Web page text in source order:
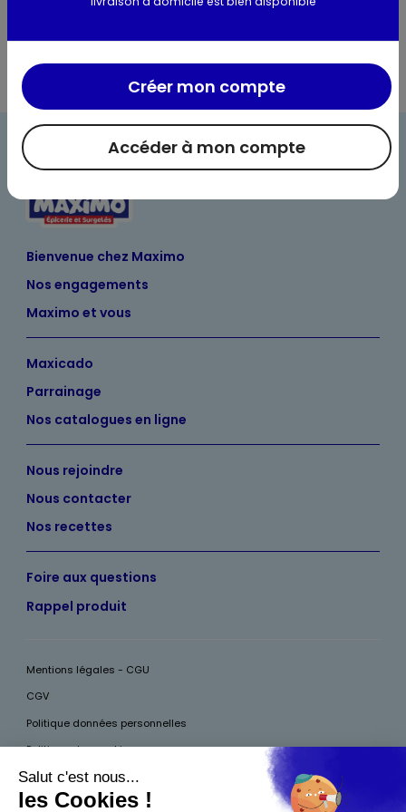
Bienvenue chez Maximo
Nos engagements
Maximo et vous
Maxicado
Parrainage
Nos catalogues en ligne
Nous rejoindre
Nous contacter
Nos recettes
Foire aux questions
Rappel produit
Mentions légales - CGU
CGV
Politique données personnelles
Politique des cookies
Accessibilité
Accéder à mon compte
Créer mon compte